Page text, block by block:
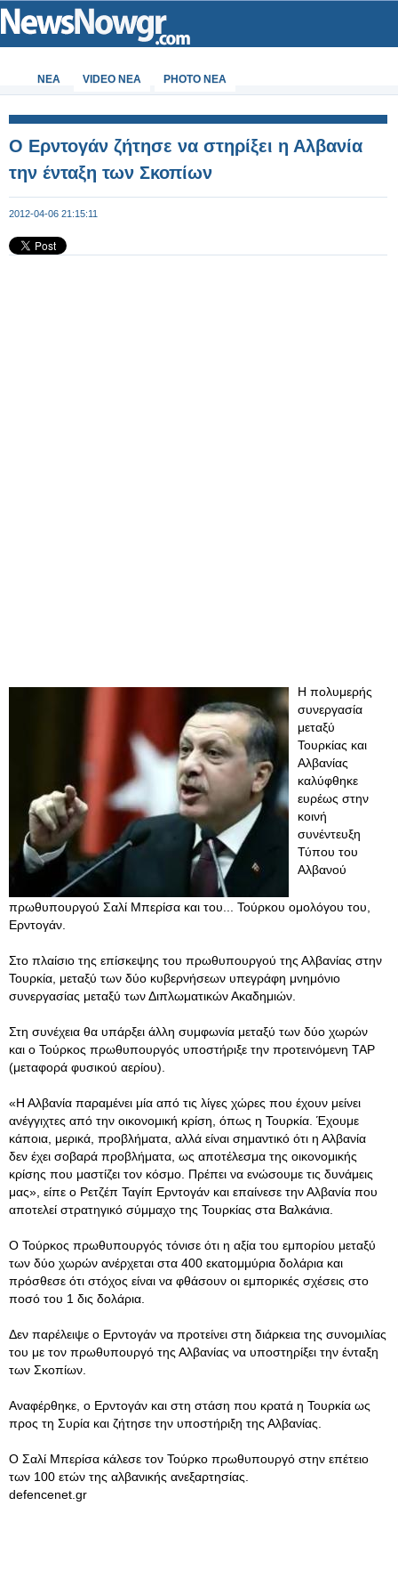
ΝΕΑ VIDEO NEA PHOTO NEA
Ο Ερντογάν ζήτησε να στηρίξει η Αλβανία
την ένταξη των Σκοπίων
2012-04-06 21:15:11
Η πολυμερής
συνεργασία
μεταξύ
Τουρκίας και
Αλβανίας
καλύφθηκε
ευρέως στην
κοινή
συνέντευξη
Τύπου του
Αλβανού
πρωθυπουργού Σαλί Μπερίσα και του... Τούρκου ομολόγου του,
Ερντογάν.
Στο πλαίσιο της επίσκεψης του πρωθυπουργού της Αλβανίας στην
Τουρκία, μεταξύ των δύο κυβερνήσεων υπεγράφη μνημόνιο
συνεργασίας μεταξύ των Διπλωματικών Ακαδημιών.
Στη συνέχεια θα υπάρξει άλλη συμφωνία μεταξύ των δύο χωρών
και ο Τούρκος πρωθυπουργός υποστήριξε την προτεινόμενη TAP
(μεταφορά φυσικού αερίου).
«Η Αλβανία παραμένει μία από τις λίγες χώρες που έχουν μείνει
ανέγγιχτες από την οικονομική κρίση, όπως η Τουρκία. Έχουμε
κάποια, μερικά, προβλήματα, αλλά είναι σημαντικό ότι η Αλβανία
δεν έχει σοβαρά προβλήματα, ως αποτέλεσμα της οικονομικής
κρίσης που μαστίζει τον κόσμο. Πρέπει να ενώσουμε τις δυνάμεις
μας», είπε ο Ρετζέπ Ταγίπ Ερντογάν και επαίνεσε την Αλβανία που
αποτελεί στρατηγικό σύμμαχο της Τουρκίας στα Βαλκάνια.
Ο Τούρκος πρωθυπουργός τόνισε ότι η αξία του εμπορίου μεταξύ
των δύο χωρών ανέρχεται στα 400 εκατομμύρια δολάρια και
πρόσθεσε ότι στόχος είναι να φθάσουν οι εμπορικές σχέσεις στο
ποσό του 1 δις δολάρια.
Δεν παρέλειψε ο Ερντογάν να προτείνει στη διάρκεια της συνομιλίας
του με τον πρωθυπουργό της Αλβανίας να υποστηρίξει την ένταξη
των Σκοπίων.
Αναφέρθηκε, ο Ερντογάν και στη στάση που κρατά η Τουρκία ως
προς τη Συρία και ζήτησε την υποστήριξη της Αλβανίας.
Ο Σαλί Μπερίσα κάλεσε τον Τούρκο πρωθυπουργό στην επέτειο
των 100 ετών της αλβανικής ανεξαρτησίας.
defencenet.gr